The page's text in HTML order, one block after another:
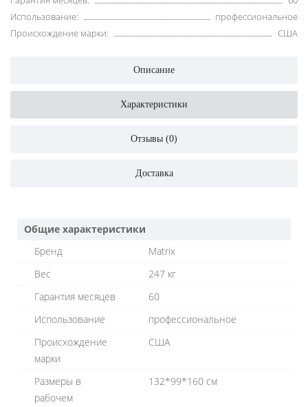
Использование:
профессиональное
Происхождение марки:
США
Описание
Характеристики
Отзывы (0)
Доставка
Общие характеристики
Бренд
Matrix
Вес
247 кг
Гарантия месяцев
60
Использование
профессиональное
Происхождение
марки
США
Размеры в
рабочем
132*99*160 см